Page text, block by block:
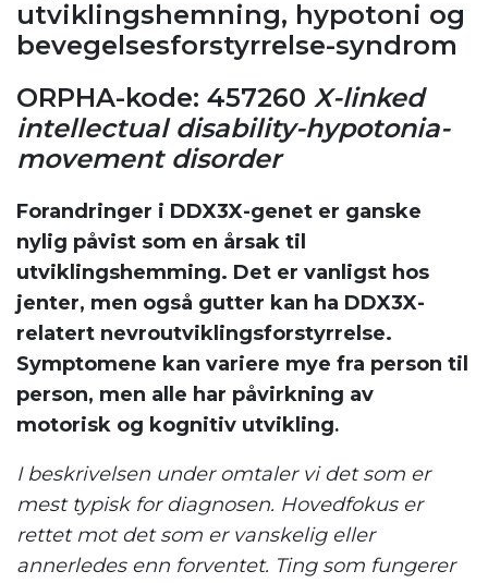
utviklingshemning, hypotoni og
bevegelsesforstyrrelse-syndrom
ORPHA-kode: 457260 X-linked
intellectual disability-hypotonia-
movement disorder
Forandringer i DDX3X-genet er ganske
nylig påvist som en årsak til
utviklingshemming. Det er vanligst hos
jenter, men også gutter kan ha DDX3X-
relatert nevroutviklingsforstyrrelse.
Symptomene kan variere mye fra person til
person, men alle har påvirkning av
motorisk og kognitiv utvikling.
I beskrivelsen under omtaler vi det som er
mest typisk for diagnosen. Hovedfokus er
rettet mot det som er vanskelig eller
annerledes enn forventet. Ting som fungerer